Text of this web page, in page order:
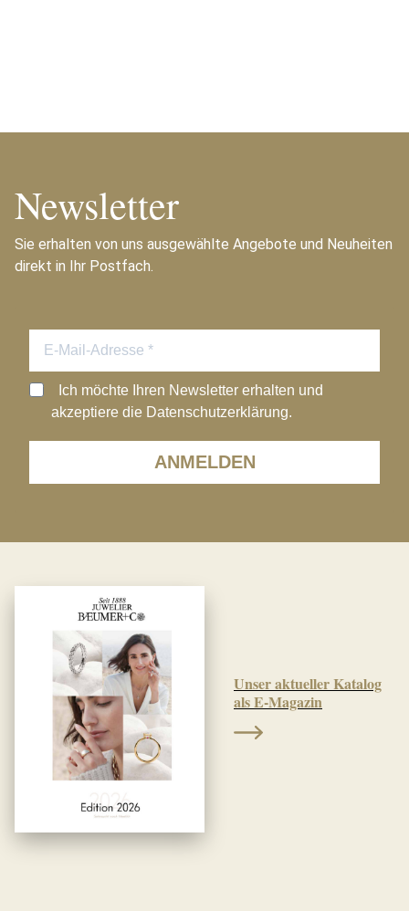
Newsletter
Sie erhalten von uns ausgewählte Angebote und Neuheiten
direkt in Ihr Postfach.
ANMELDEN
Ich möchte Ihren Newsletter erhalten und
akzeptiere die Datenschutzerklärung.
Unser aktueller Katalog
als E-Magazin